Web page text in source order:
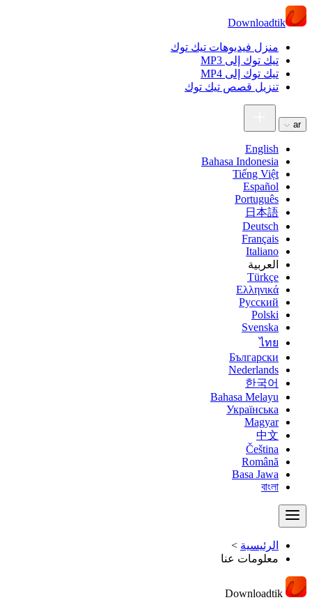
Downloadtik
منزل فيديوهات تيك توك
تيك توك إلى MP3
تيك توك إلى MP4
تنزيل قصص تيك توك
ar
English
Bahasa Indonesia
Tiếng Việt
Español
Português
日本語
Deutsch
Français
Italiano
العربية
Türkçe
Ελληνικά
Русский
Polski
Svenska
ไทย
Български
Nederlands
한국어
Bahasa Melayu
Українська
Magyar
中文
Čeština
Română
Basa Jawa
বাংলা
الرئيسية >
معلومات عنا
Downloadtik